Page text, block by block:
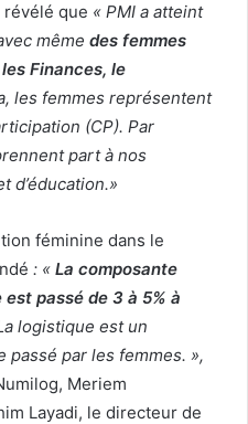
que « PMI a atteint
même des femmes
Finances, le
les femmes représentent
(CP). Par
part à nos
d’éducation.»
féminine dans le
: « La composante
passé de 3 à 5% à
logistique est un
passé par les femmes. »,
Meriem
Layadi, le directeur de